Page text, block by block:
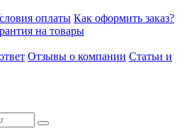
оплаты Как оформить заказ?
на товары
Отзывы о компании Статьи и